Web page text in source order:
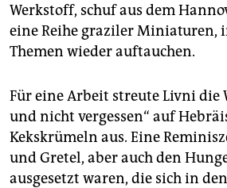
Werkstoff, schuf aus dem
eine Reihe graziler Miniaturen,
Themen wieder auftauchen.
Für eine Arbeit streute Livni die
und nicht vergessen“ auf
Kekskrümeln aus. Eine
und Gretel, aber auch den
ausgesetzt waren, die sich in